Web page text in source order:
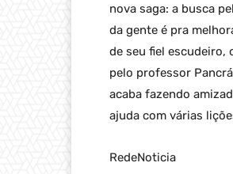
nova saga: a busca
da gente é pra
de seu fiel escudeiro,
pelo professor
acaba fazendo
ajuda com várias
RedeNoticia